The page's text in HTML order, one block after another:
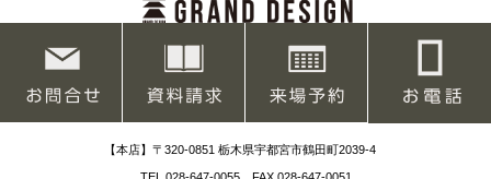
【本店】〒320-0851 栃木県宇都宮市鶴田町2039-4
TEL.028-647-0055 FAX.028-647-0051